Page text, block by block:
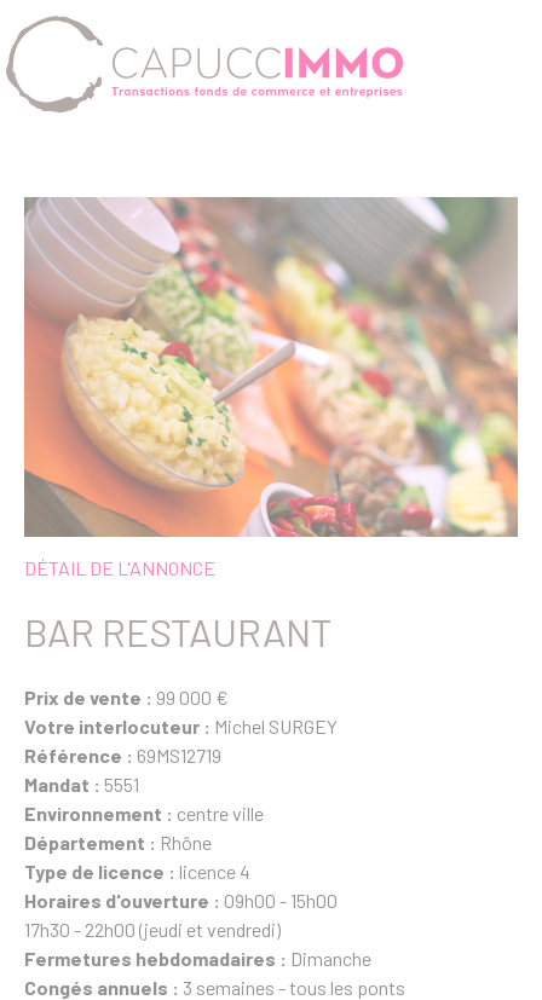
DÉTAIL DE L'ANNONCE
BAR RESTAURANT
Prix de vente : 99 000 €
Votre interlocuteur : Michel SURGEY
Référence : 69MS12719
Mandat : 5551
Environnement : centre ville
Département : Rhône
Type de licence : licence 4
Horaires d'ouverture : 09h00 - 15h00
17h30 - 22h00 (jeudi et vendredi)
Fermetures hebdomadaires : Dimanche
Congés annuels : 3 semaines - tous les ponts